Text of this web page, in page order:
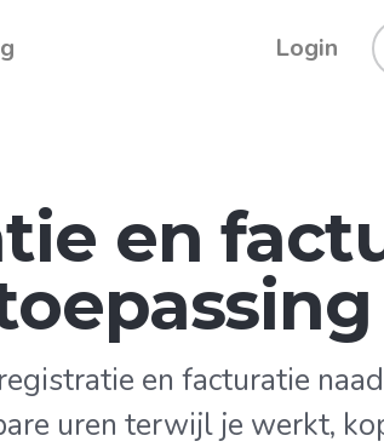
Login
en
en facturatie
uren terwijl je werkt,